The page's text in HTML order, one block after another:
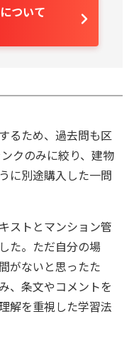
ついて
るため、過去問も区
クのみに絞り、建物
に別途購入した一問
ストとマンション管
た。ただ自分の場
がないと思ったた
、条文やコメントを
解を重視した学習法